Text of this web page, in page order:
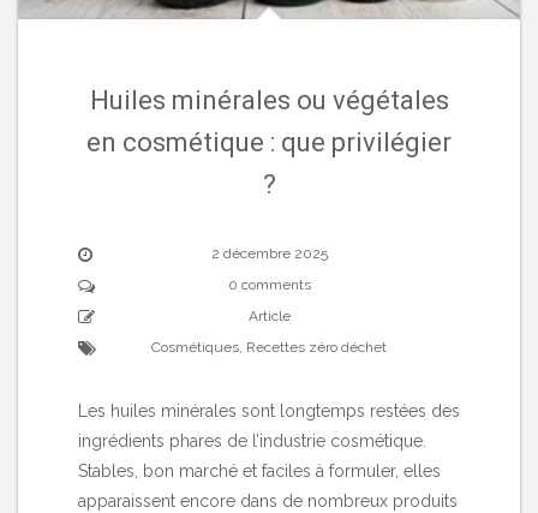
Huiles minérales ou végétales
en cosmétique : que privilégier
?
2 décembre 2025
0 comments
Article
Cosmétiques Recettes zéro déchet
Les huiles minérales sont longtemps restées des
ingrédients phares de l’industrie cosmétique.
Stables, bon marché et faciles à formuler, elles
apparaissent encore dans de nombreux produits